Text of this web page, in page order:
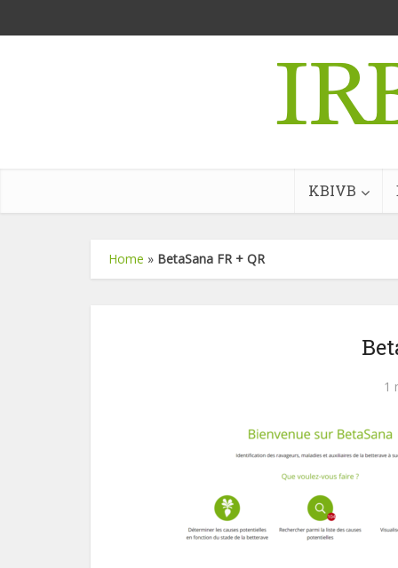
KBIVB
Home » BetaSana FR + QR
1